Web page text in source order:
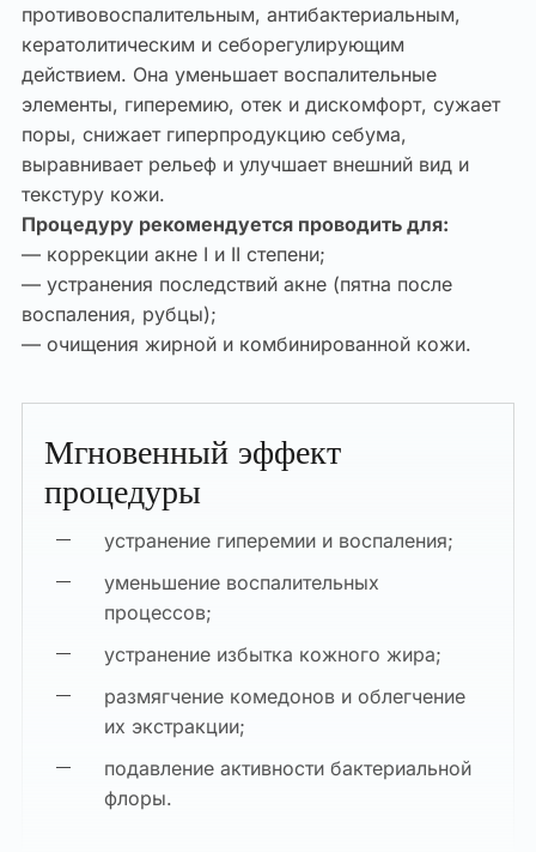
противовоспалительным, антибактериальным,
кератолитическим и себорегулирующим
действием. Она уменьшает воспалительные
элементы, гиперемию, отек и дискомфорт, сужает
поры, снижает гиперпродукцию себума,
выравнивает рельеф и улучшает внешний вид и
текстуру кожи.
Процедуру рекомендуется проводить для:
— коррекции акне I и II степени;
— устранения последствий акне (пятна после
воспаления, рубцы);
— очищения жирной и комбинированной кожи.
Мгновенный эффект
процедуры
устранение гиперемии и воспаления;
уменьшение воспалительных
процессов;
устранение избытка кожного жира;
размягчение комедонов и облегчение
их экстракции;
подавление активности бактериальной
флоры.